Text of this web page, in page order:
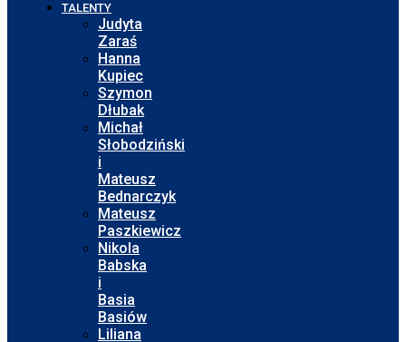
TALENTY
Judyta
Zaraś
Hanna
Kupiec
Szymon
Dłubak
Michał
Słobodziński
i
Mateusz
Bednarczyk
Mateusz
Paszkiewicz
Nikola
Babska
i
Basia
Basiów
Liliana